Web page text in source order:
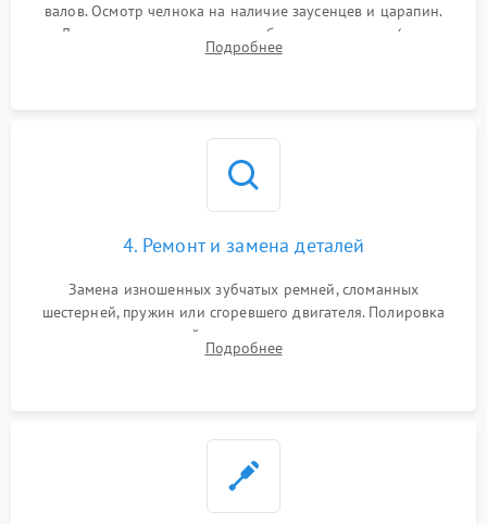
валов. Осмотр челнока на наличие заусенцев и царапин.
Диагностика электромотора, блока управления (для
компьютерных машин), нитевдевателя и механизма
Подробнее
4. Ремонт и замена деталей
Замена изношенных зубчатых ремней, сломанных
шестерней, пружин или сгоревшего двигателя. Полировка
челночного устройства для устранения заусенцев.
Восстановление контактов в педали и пайка элементов на
Подробнее